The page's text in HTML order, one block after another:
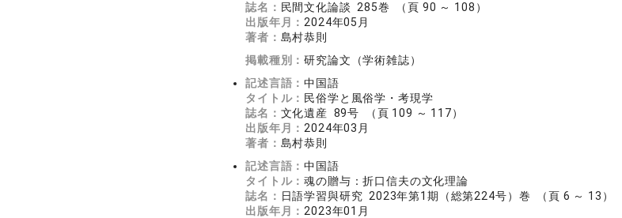
誌名： 民間文化論談 285巻 （頁 90 ～ 108）
出版年月： 2024年05月
著者： 島村恭則
掲載種別：研究論文（学術雑誌）
記述言語：中国語
タイトル： 民俗学と風俗学・考現学
誌名： 文化遺産 89号 （頁 109 ～ 117）
出版年月： 2024年03月
著者： 島村恭則
記述言語：中国語
タイトル：魂の贈与：折口信夫の文化理論
誌名： 日語学習與研究 2023年第1期（総第224号）巻 （頁 6 ～ 13）
出版年月： 2023年01月